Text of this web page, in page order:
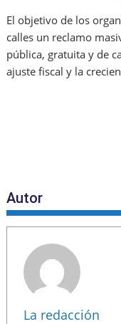
El objetivo de los
calles un reclamo
pública, gratuita y de
ajuste fiscal y la
Autor
La redacción